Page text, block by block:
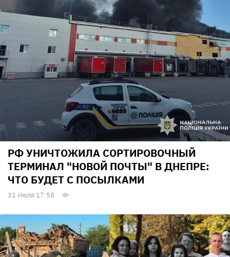
РФ УНИЧТОЖИЛА СОРТИРОВОЧНЫЙ
ТЕРМИНАЛ "НОВОЙ ПОЧТЫ" В ДНЕПРЕ:
ЧТО БУДЕТ С ПОСЫЛКАМИ
31 Июля 17:58